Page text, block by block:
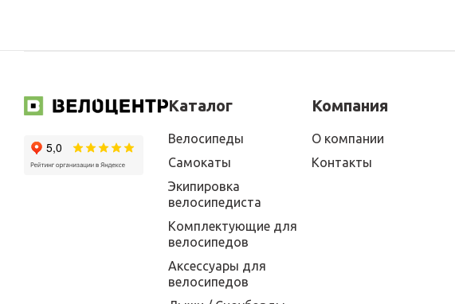
Каталог
Велосипеды
Самокаты
Экипировка
велосипедиста
Комплектующие для
велосипедов
Аксессуары для
велосипедов
Компания
О компании
Контакты